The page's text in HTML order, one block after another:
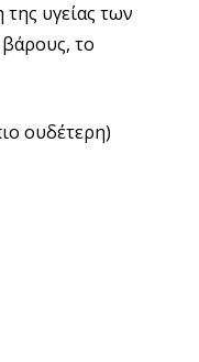
υγείας των
το
ουδέτερη)